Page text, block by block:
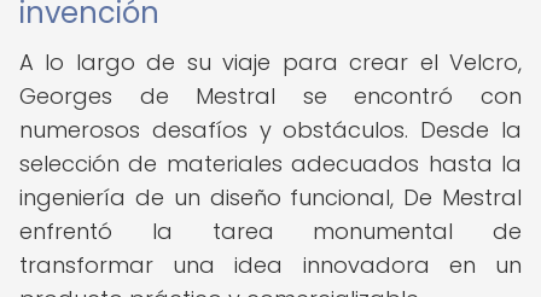
invención
A lo largo de su viaje para crear el Velcro,
Georges de Mestral se encontró con
numerosos desafíos y obstáculos. Desde la
selección de materiales adecuados hasta la
ingeniería de un diseño funcional, De Mestral
enfrentó la tarea monumental de
transformar una idea innovadora en un